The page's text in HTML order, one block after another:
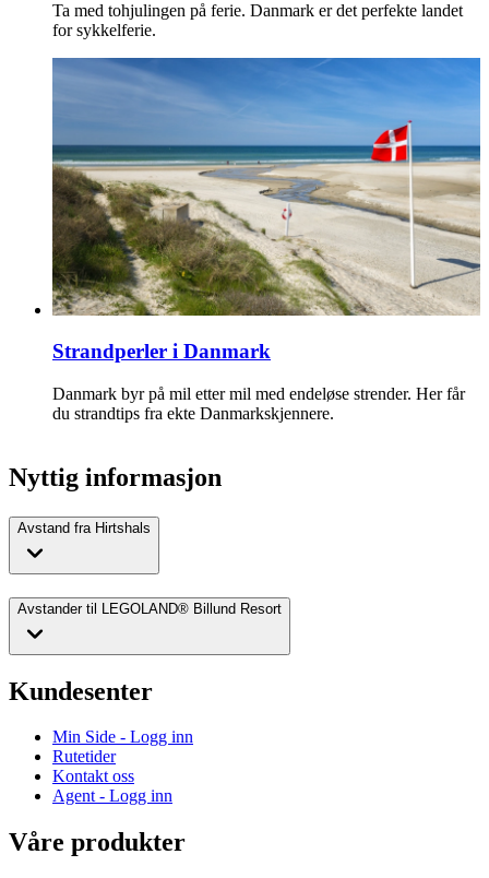
Ta med tohjulingen på ferie. Danmark er det perfekte landet
for sykkelferie.
Strandperler i Danmark
Danmark byr på mil etter mil med endeløse strender. Her får
du strandtips fra ekte Danmarkskjennere.
Nyttig informasjon
Avstand fra Hirtshals
Avstander til LEGOLAND® Billund Resort
Kundesenter
Min Side - Logg inn
Rutetider
Kontakt oss
Agent - Logg inn
Våre produkter